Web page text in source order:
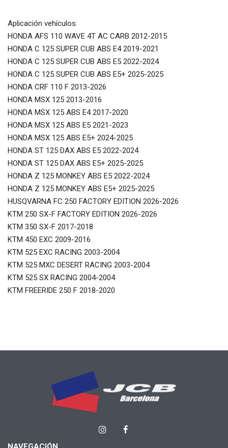
Aplicación vehículos:
HONDA AFS 110 WAVE 4T AC CARB 2012-2015
HONDA C 125 SUPER CUB ABS E4 2019-2021
HONDA C 125 SUPER CUB ABS E5 2022-2024
HONDA C 125 SUPER CUB ABS E5+ 2025-2025
HONDA CRF 110 F 2013-2026
HONDA MSX 125 2013-2016
HONDA MSX 125 ABS E4 2017-2020
HONDA MSX 125 ABS E5 2021-2023
HONDA MSX 125 ABS E5+ 2024-2025
HONDA ST 125 DAX ABS E5 2022-2024
HONDA ST 125 DAX ABS E5+ 2025-2025
HONDA Z 125 MONKEY ABS E5 2022-2024
HONDA Z 125 MONKEY ABS E5+ 2025-2025
HUSQVARNA FC 250 FACTORY EDITION 2026-2026
KTM 250 SX-F FACTORY EDITION 2026-2026
KTM 350 SX-F 2017-2018
KTM 450 EXC 2009-2016
KTM 525 EXC RACING 2003-2004
KTM 525 MXC DESERT RACING 2003-2004
KTM 525 SX RACING 2004-2004
KTM FREERIDE 250 F 2018-2020